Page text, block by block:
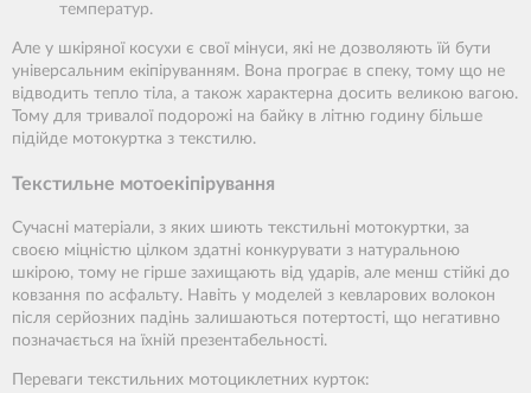
температур.
Але у шкіряної косухи є свої мінуси, які не дозволяють їй бути
універсальним екіпіруванням. Вона програє в спеку, тому що не
відводить тепло тіла, а також характерна досить великою вагою.
Тому для тривалої подорожі на байку в літню годину більше
підійде мотокуртка з текстилю.
Текстильне мотоекіпірування
Сучасні матеріали, з яких шиють текстильні мотокуртки, за
своєю міцністю цілком здатні конкурувати з натуральною
шкірою, тому не гірше захищають від ударів, але менш стійкі до
ковзання по асфальту. Навіть у моделей з кевларових волокон
після серйозних падінь залишаються потертості, що негативно
позначається на їхній презентабельності.
Переваги текстильних мотоциклетних курток: